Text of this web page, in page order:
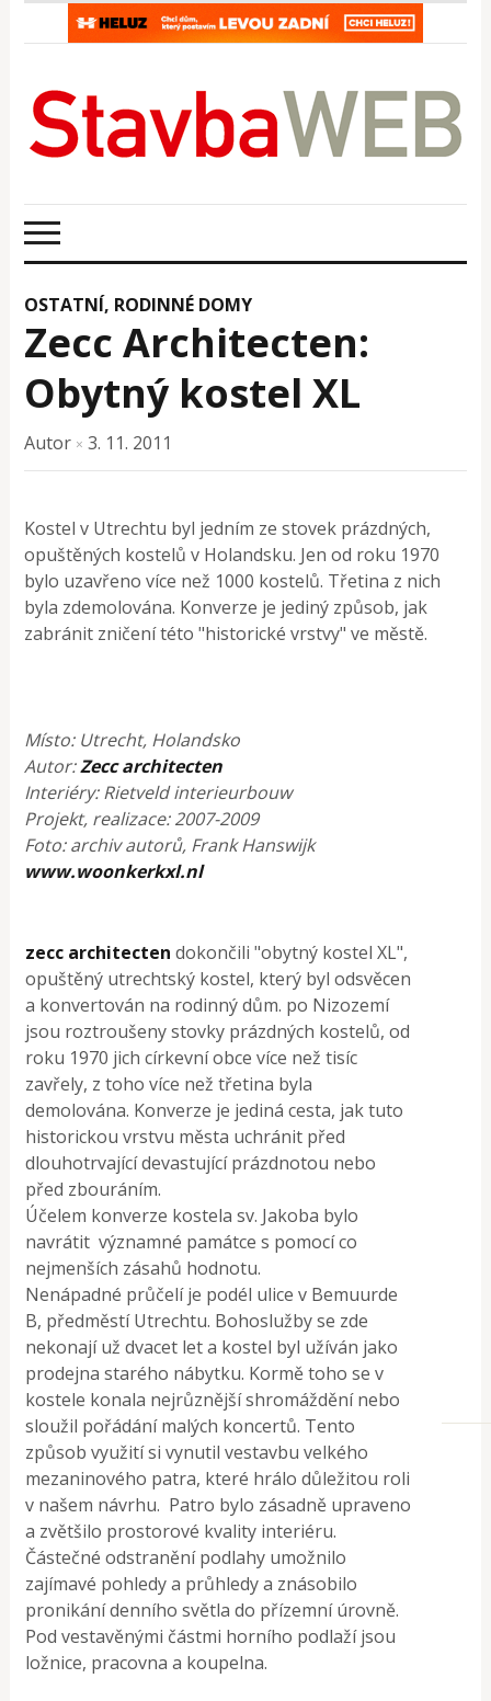
OSTATNÍ, RODINNÉ DOMY
Zecc Architecten:
Obytný kostel XL
Autor × 3. 11. 2011
Kostel v Utrechtu byl jedním ze stovek prázdných,
opuštěných kostelů v Holandsku. Jen od roku 1970
bylo uzavřeno více než 1000 kostelů. Třetina z nich
byla zdemolována. Konverze je jediný způsob, jak
zabránit zničení této "historické vrstvy" ve městě.
Místo: Utrecht, Holandsko
Autor:Zecc architecten
Interiéry: Rietveld interieurbouw
Projekt, realizace: 2007-2009
Foto: archiv autorů, Frank Hanswijk
www.woonkerkxl.nl
zecc architecten dokončili "obytný kostel XL",
opuštěný utrechtský kostel, který byl odsvěcen
a konvertován na rodinný dům. po Nizozemí
jsou roztroušeny stovky prázdných kostelů, od
roku 1970 jich církevní obce více než tisíc
zavřely, z toho více než třetina byla
demolována. Konverze je jediná cesta, jak tuto
historickou vrstvu města uchránit před
dlouhotrvající devastující prázdnotou nebo
před zbouráním.
Účelem konverze kostela sv. Jakoba bylo
navrátit významné památce s pomocí co
nejmenších zásahů hodnotu.
Nenápadné průčelí je podél ulice v Bemuurde
B, předměstí Utrechtu. Bohoslužby se zde
nekonají už dvacet let a kostel byl užíván jako
prodejna starého nábytku. Kormě toho se v
kostele konala nejrůznější shromáždění nebo
sloužil pořádání malých koncertů. Tento
způsob využití si vynutil vestavbu velkého
mezaninového patra, které hrálo důležitou roli
v našem návrhu. Patro bylo zásadně upraveno
a zvětšilo prostorové kvality interiéru.
Částečné odstranění podlahy umožnilo
zajímavé pohledy a průhledy a znásobilo
pronikání denního světla do přízemní úrovně.
Pod vestavěnými částmi horního podlaží jsou
ložnice, pracovna a koupelna.